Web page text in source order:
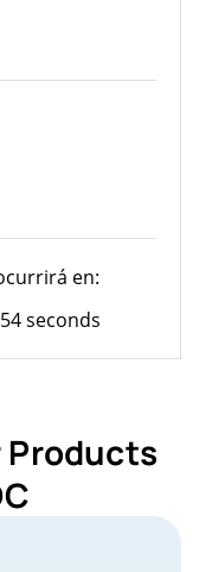
en:
seconds
Products